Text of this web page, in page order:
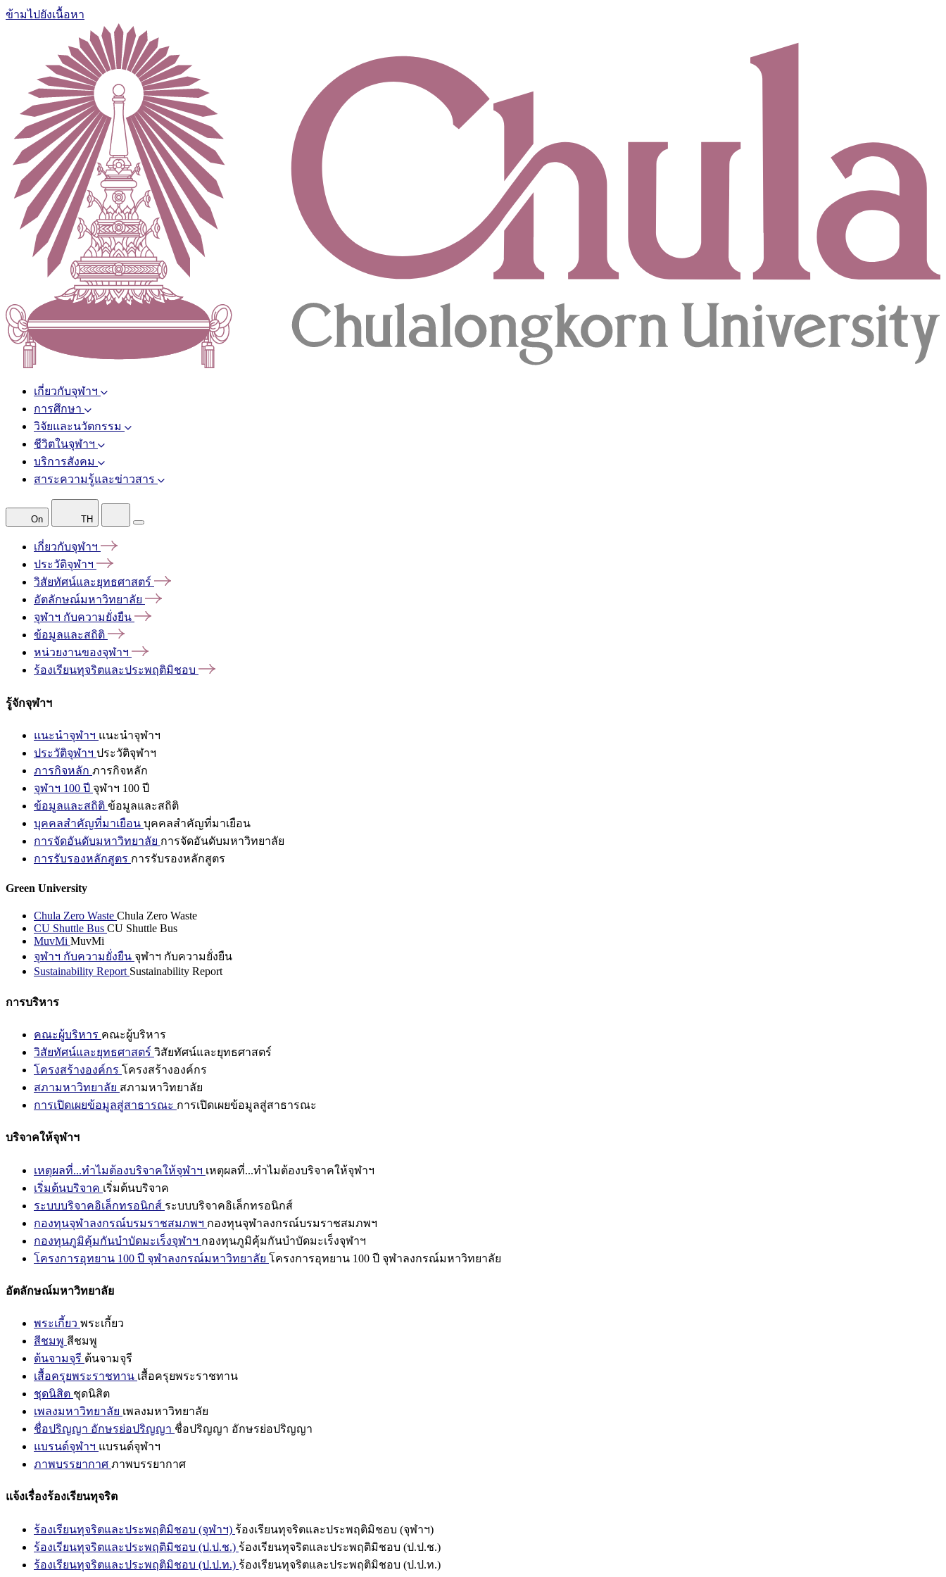
ข้ามไปยังเนื้อหา
เกี่ยวกับจุฬาฯ
การศึกษา
วิจัยและนวัตกรรม
ชีวิตในจุฬาฯ
บริการสังคม
สาระความรู้และข่าวสาร
On TH
เกี่ยวกับจุฬาฯ
ประวัติจุฬาฯ
วิสัยทัศน์และยุทธศาสตร์
อัตลักษณ์มหาวิทยาลัย
จุฬาฯ กับความยั่งยืน
ข้อมูลและสถิติ
หน่วยงานของจุฬาฯ
ร้องเรียนทุจริตและประพฤติมิชอบ
รู้จักจุฬาฯ
แนะนำจุฬาฯ แนะนำจุฬาฯ
ประวัติจุฬาฯ ประวัติจุฬาฯ
ภารกิจหลัก ภารกิจหลัก
จุฬาฯ 100 ปี จุฬาฯ 100 ปี
ข้อมูลและสถิติ ข้อมูลและสถิติ
บุคคลสำคัญที่มาเยือน บุคคลสำคัญที่มาเยือน
การจัดอันดับมหาวิทยาลัย การจัดอันดับมหาวิทยาลัย
การรับรองหลักสูตร การรับรองหลักสูตร
Green University
Chula Zero Waste Chula Zero Waste
CU Shuttle Bus CU Shuttle Bus
MuvMi MuvMi
จุฬาฯ กับความยั่งยืน จุฬาฯ กับความยั่งยืน
Sustainability Report Sustainability Report
การบริหาร
คณะผู้บริหาร คณะผู้บริหาร
วิสัยทัศน์และยุทธศาสตร์ วิสัยทัศน์และยุทธศาสตร์
โครงสร้างองค์กร โครงสร้างองค์กร
สภามหาวิทยาลัย สภามหาวิทยาลัย
การเปิดเผยข้อมูลสู่สาธารณะ การเปิดเผยข้อมูลสู่สาธารณะ
บริจาคให้จุฬาฯ
เหตุผลที่...ทำไมต้องบริจาคให้จุฬาฯ เหตุผลที่...ทำไมต้องบริจาคให้จุฬาฯ
เริ่มต้นบริจาค เริ่มต้นบริจาค
ระบบบริจาคอิเล็กทรอนิกส์ ระบบบริจาคอิเล็กทรอนิกส์
กองทุนจุฬาลงกรณ์บรมราชสมภพฯ กองทุนจุฬาลงกรณ์บรมราชสมภพฯ
กองทุนภูมิคุ้มกันบำบัดมะเร็งจุฬาฯ กองทุนภูมิคุ้มกันบำบัดมะเร็งจุฬาฯ
โครงการอุทยาน 100 ปี จุฬาลงกรณ์มหาวิทยาลัย โครงการอุทยาน 100 ปี จุฬาลงกรณ์มหาวิทยาลัย
อัตลักษณ์มหาวิทยาลัย
พระเกี้ยว พระเกี้ยว
สีชมพู สีชมพู
ต้นจามจุรี ต้นจามจุรี
เสื้อครุยพระราชทาน เสื้อครุยพระราชทาน
ชุดนิสิต ชุดนิสิต
เพลงมหาวิทยาลัย เพลงมหาวิทยาลัย
ชื่อปริญญา อักษรย่อปริญญา ชื่อปริญญา อักษรย่อปริญญา
แบรนด์จุฬาฯ แบรนด์จุฬาฯ
ภาพบรรยากาศ ภาพบรรยากาศ
แจ้งเรื่องร้องเรียนทุจริต
ร้องเรียนทุจริตและประพฤติมิชอบ (จุฬาฯ) ร้องเรียนทุจริตและประพฤติมิชอบ (จุฬาฯ)
ร้องเรียนทุจริตและประพฤติมิชอบ (ป.ป.ช.) ร้องเรียนทุจริตและประพฤติมิชอบ (ป.ป.ช.)
ร้องเรียนทุจริตและประพฤติมิชอบ (ป.ป.ท.) ร้องเรียนทุจริตและประพฤติมิชอบ (ป.ป.ท.)